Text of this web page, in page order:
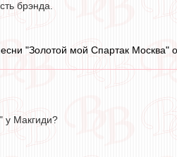
брэнда.
"Золотой мой Спартак Москва"
у Макгиди?